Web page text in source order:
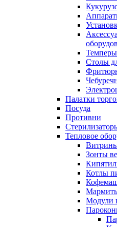
Столы
Палатки
Посуда
Противни
Тепловое
Зонты
Котлы
Модули